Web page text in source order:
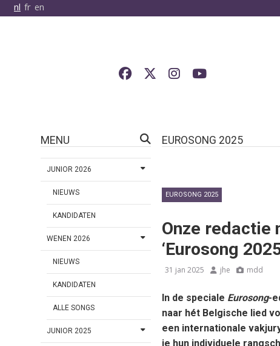
nl fr en
MENU
JUNIOR 2026
NIEUWS
KANDIDATEN
WENEN 2026
NIEUWS
KANDIDATEN
ALLE SONGS
JUNIOR 2025
EUROSONG 2025
EUROSONG 2025
Onze redactie
‘Eurosong
31 jan 2025 jhe mdd
In de speciale Eurosong-
naar hét Belgische lied
een internationale
je hun individuele